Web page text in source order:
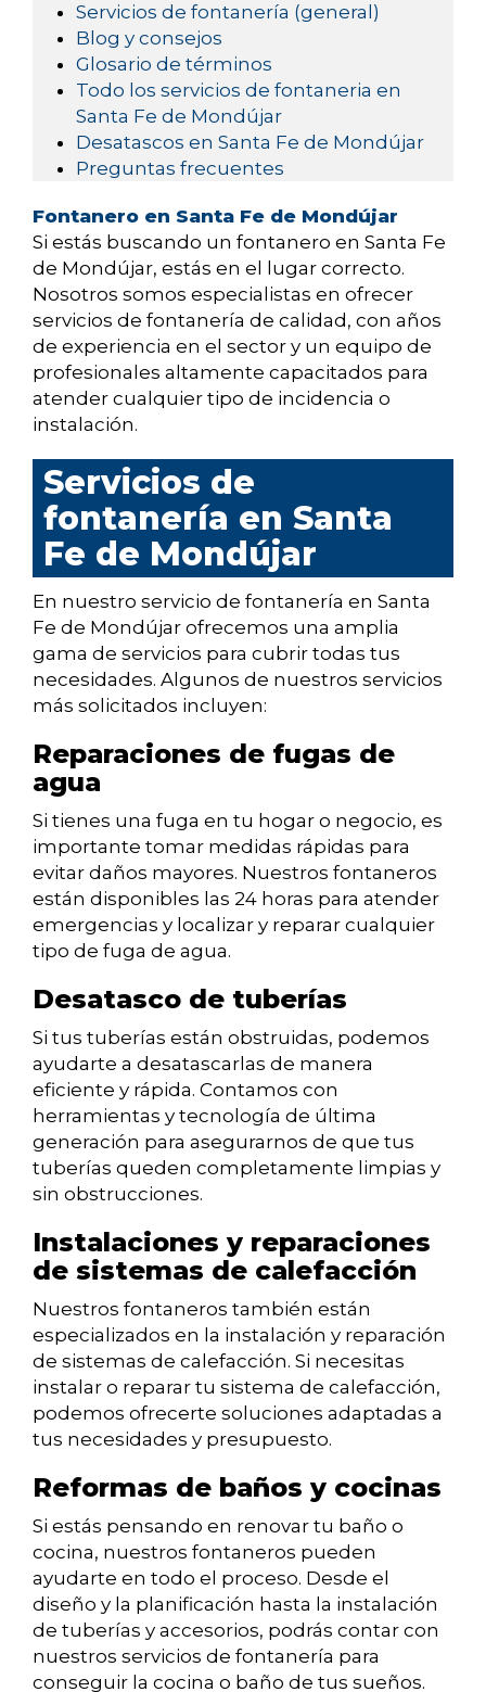
Servicios de fontanería (general)
Blog y consejos
Glosario de términos
Todo los servicios de fontaneria en
Santa Fe de Mondújar
Desatascos en Santa Fe de Mondújar
Preguntas frecuentes
Fontanero en Santa Fe de Mondújar
Si estás buscando un fontanero en Santa Fe
de Mondújar, estás en el lugar correcto.
Nosotros somos especialistas en ofrecer
servicios de fontanería de calidad, con años
de experiencia en el sector y un equipo de
profesionales altamente capacitados para
atender cualquier tipo de incidencia o
instalación.
Servicios de
fontanería en Santa
Fe de Mondújar
En nuestro servicio de fontanería en Santa
Fe de Mondújar ofrecemos una amplia
gama de servicios para cubrir todas tus
necesidades. Algunos de nuestros servicios
más solicitados incluyen:
Reparaciones de fugas de
agua
Si tienes una fuga en tu hogar o negocio, es
importante tomar medidas rápidas para
evitar daños mayores. Nuestros fontaneros
están disponibles las 24 horas para atender
emergencias y localizar y reparar cualquier
tipo de fuga de agua.
Desatasco de tuberías
Si tus tuberías están obstruidas, podemos
ayudarte a desatascarlas de manera
eficiente y rápida. Contamos con
herramientas y tecnología de última
generación para asegurarnos de que tus
tuberías queden completamente limpias y
sin obstrucciones.
Instalaciones y reparaciones
de sistemas de calefacción
Nuestros fontaneros también están
especializados en la instalación y reparación
de sistemas de calefacción. Si necesitas
instalar o reparar tu sistema de calefacción,
podemos ofrecerte soluciones adaptadas a
tus necesidades y presupuesto.
Reformas de baños y cocinas
Si estás pensando en renovar tu baño o
cocina, nuestros fontaneros pueden
ayudarte en todo el proceso. Desde el
diseño y la planificación hasta la instalación
de tuberías y accesorios, podrás contar con
nuestros servicios de fontanería para
conseguir la cocina o baño de tus sueños.